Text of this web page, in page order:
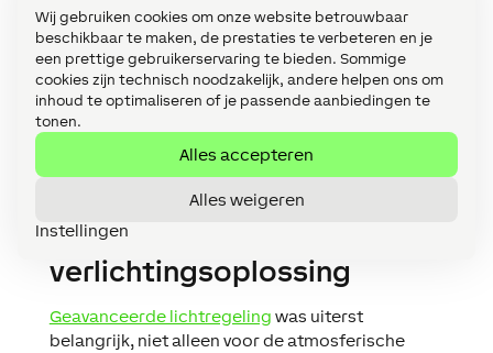
Wij gebruiken cookies om onze website betrouwbaar
beschikbaar te maken, de prestaties te verbeteren en je
een prettige gebruikerservaring te bieden. Sommige
cookies zijn technisch noodzakelijk, andere helpen ons om
inhoud te optimaliseren of je passende aanbiedingen te
tonen.
Alles accepteren
Alles weigeren
Instellingen
Philip Beshara
Eigenaar,Vicente of London
Speciale overwegingen
voor de
verlichtingsoplossing
Geavanceerde lichtregeling was uiterst
belangrijk, niet alleen voor de atmosferische